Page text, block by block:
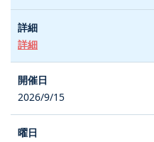
詳細
2026/9/15